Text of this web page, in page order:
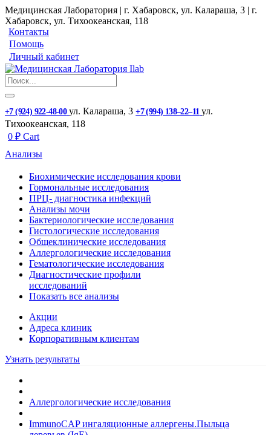
Медицинская Лаборатория | г. Хабаровск, ул. Калараша, 3 | г.
Хабаровск, ул. ​Тихоокеанская, 118
Контакты
Помощь
Личный кабинет
+7 (924) 922-48-00 ул. ​Калараша, 3 +7 (994) 138‒22‒11 ул. ​
Тихоокеанская, 118
0 ₽ Cart
Анализы
Биохимические исследования крови
Гормональные исследования
ПРЦ- диагностика инфекций
Анализы мочи
Бактериологические исследования
Гистологические исследования
Общеклинические исследования
Аллергологические исследования
Гематологические исследования
Диагностические профили
исследований
Показать все анализы
Акции
Адреса клиник
Кoрпоративным клиентам
Узнать результаты
Аллергологические исследования
ImmunoCAP ингаляционные аллергены.Пыльца